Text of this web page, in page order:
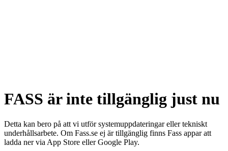
FASS är inte tillgänglig just nu
Detta kan bero på att vi utför systemuppdateringar eller tekniskt
underhållsarbete. Om Fass.se ej är tillgänglig finns Fass appar att
ladda ner via App Store eller Google Play.